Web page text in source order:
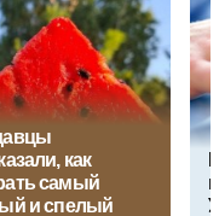
как
самый
и спелый